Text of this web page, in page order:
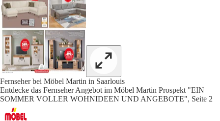
Fernseher bei Möbel Martin in Saarlouis
Entdecke das Fernseher Angebot im Möbel Martin Prospekt "EIN
SOMMER VOLLER WOHNIDEEN UND ANGEBOTE", Seite 2